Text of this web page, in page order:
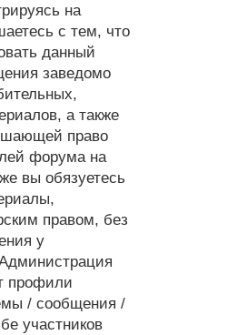
на
с тем, что
данный
заведомо
а также
право
форума на
вы обязуетесь
правом, без
у
профили
/ сообщения /
участников